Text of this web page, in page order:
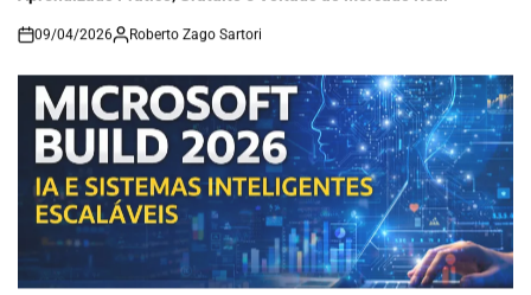
on
09/04/2026 Roberto Zago Sartori